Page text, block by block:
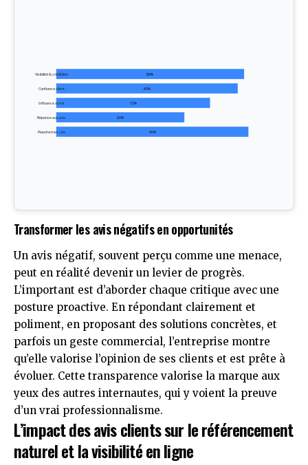
Visibilité & crédibilité 88%
Confiance client 85%
Influence achat 72%
Réponse aux avis 60%
Plateformes clés 90%
Transformer les avis négatifs en opportunités
Un avis négatif, souvent perçu comme une menace,
peut en réalité devenir un levier de progrès.
L’important est d’aborder chaque critique avec une
posture proactive. En répondant clairement et
poliment, en proposant des solutions concrètes, et
parfois un geste commercial, l’entreprise montre
qu’elle valorise l’opinion de ses clients et est prête à
évoluer. Cette transparence valorise la marque aux
yeux des autres internautes, qui y voient la preuve
d’un vrai professionnalisme.
L’impact des avis clients sur le référencement
naturel et la visibilité en ligne